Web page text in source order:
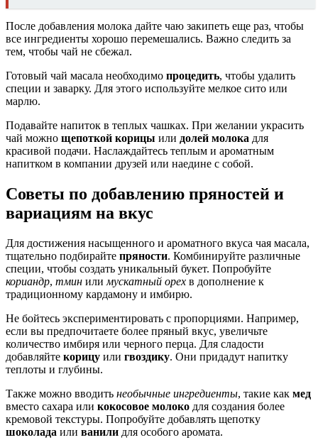
После добавления молока дайте чаю закипеть еще раз, чтобы
все ингредиенты хорошо перемешались. Важно следить за
тем, чтобы чай не сбежал.
Готовый чай масала необходимо процедить, чтобы удалить
специи и заварку. Для этого используйте мелкое сито или
марлю.
Подавайте напиток в теплых чашках. При желании украсить
чай можно щепоткой корицы или долей молока для
красивой подачи. Наслаждайтесь теплым и ароматным
напитком в компании друзей или наедине с собой.
Советы по добавлению пряностей и
вариациям на вкус
Для достижения насыщенного и ароматного вкуса чая масала,
тщательно подбирайте пряности. Комбинируйте различные
специи, чтобы создать уникальный букет. Попробуйте
кориандр, тмин или мускатный орех в дополнение к
традиционному кардамону и имбирю.
Не бойтесь экспериментировать с пропорциями. Например,
если вы предпочитаете более пряный вкус, увеличьте
количество имбиря или черного перца. Для сладости
добавляйте корицу или гвоздику. Они придадут напитку
теплоты и глубины.
Также можно вводить необычные ингредиенты, такие как мед
вместо сахара или кокосовое молоко для создания более
кремовой текстуры. Попробуйте добавлять щепотку
шоколада или ванили для особого аромата.